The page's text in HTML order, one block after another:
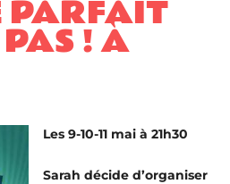
PARFAIT
PAS ! À
Les 9-10-11 mai à 21h30
Sarah décide d’organiser